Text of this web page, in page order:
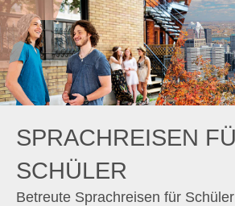
SPRACHREISEN
SCHÜLER
Betreute Sprachreisen für